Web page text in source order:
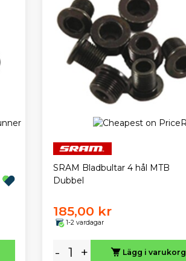
SRAM Bladbultar 4 hål MTB
Dubbel
185,00 kr
1-2 vardagar
- + Lägg i varukorg